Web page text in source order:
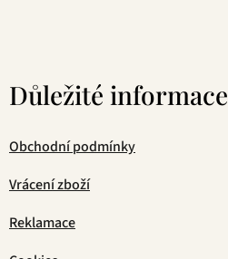
Důležité informace
Obchodní podmínky
Vrácení zboží
Reklamace